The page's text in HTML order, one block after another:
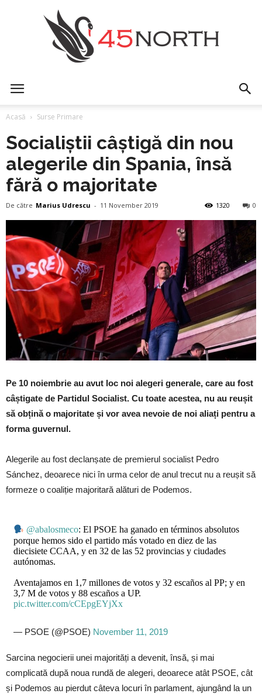
Acasă Surse Primare
Socialiștii câștigă din nou
alegerile din Spania, însă
fără o majoritate
De către Marius Udrescu - 11 November 2019 0
1320
Pe 10 noiembrie au avut loc noi alegeri generale, care au fost
câștigate de Partidul Socialist. Cu toate acestea, nu au reușit
să obțină o majoritate și vor avea nevoie de noi aliați pentru a
forma guvernul.
Alegerile au fost declanșate de premierul socialist Pedro
Sánchez, deoarece nici în urma celor de anul trecut nu a reușit să
formeze o coaliție majoritară alături de Podemos.
@abalosmeco: El PSOE ha ganado en términos absolutos
porque hemos sido el partido más votado en diez de las
diecisiete CCAA, y en 32 de las 52 provincias y ciudades
autónomas.
Aventajamos en 1,7 millones de votos y 32 escaños al PP; y en
3,7 M de votos y 88 escaños a UP.
pic.twitter.com/cCEpgEYjXx
— PSOE (@PSOE) November 11, 2019
Sarcina negocierii unei majorități a devenit, însă, și mai
complicată după noua rundă de alegeri, deoarece atât PSOE, cât
și Podemos au pierdut câteva locuri în parlament, ajungând la un